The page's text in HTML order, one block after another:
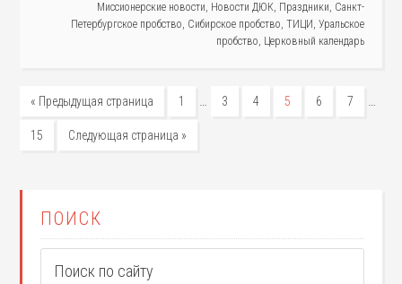
Миссионерские новости, Новости ДЮК, Праздники, Санкт-
Петербургское пробство, Сибирское пробство, ТИЦИ , Уральское
пробство, Церковный календарь
« Предыдущая страница 1 … 3 4 5 6 7 …
15 Следующая страница »
ПОИСК